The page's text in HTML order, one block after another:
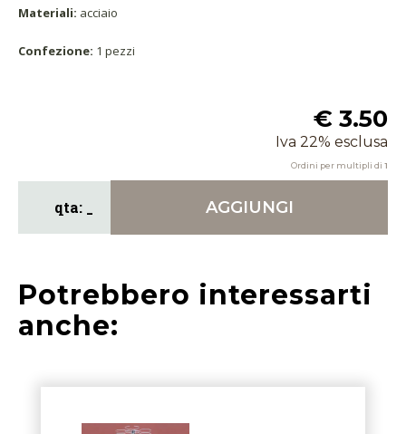
Materiali: acciaio
Confezione: 1 pezzi
€ 3.50
Iva 22% esclusa
Ordini per multipli di 1
AGGIUNGI
Potrebbero interessarti
anche: